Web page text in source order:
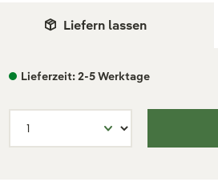
Liefern lassen
Lieferzeit: 2-5 Werktage